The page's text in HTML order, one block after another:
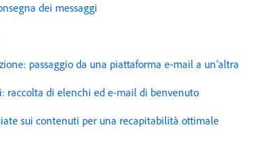
dei messaggi
passaggio da una piattaforma e-mail a un’altra
raccolta di elenchi ed e-mail di benvenuto
sui contenuti per una recapitabilità ottimale